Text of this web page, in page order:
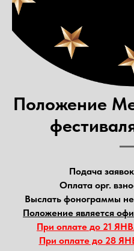
Положение
Подача заявок
Оплата орг.
Выслать фонограммы
Положение является
При оплате до 21
При оплате до 28